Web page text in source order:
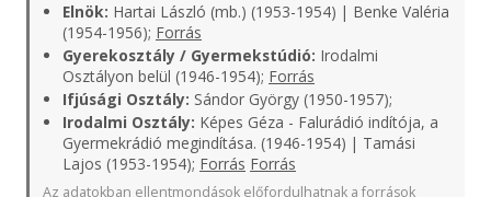
Elnök: Hartai László (mb.) (1953-1954) | Benke Valéria
(1954-1956); Forrás
Gyerekosztály / Gyermekstúdió: Irodalmi
Osztályon belül (1946-1954); Forrás
Ifjúsági Osztály: Sándor György (1950-1957);
Irodalmi Osztály: Képes Géza - Falurádió indítója, a
Gyermekrádió megindítása. (1946-1954) | Tamási
Lajos (1953-1954); Forrás Forrás
Az adatokban ellentmondások előfordulhatnak a források